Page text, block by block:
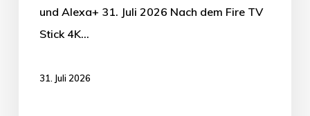
und Alexa+ 31. Juli 2026 Nach dem Fire TV
Stick 4K…
31. Juli 2026